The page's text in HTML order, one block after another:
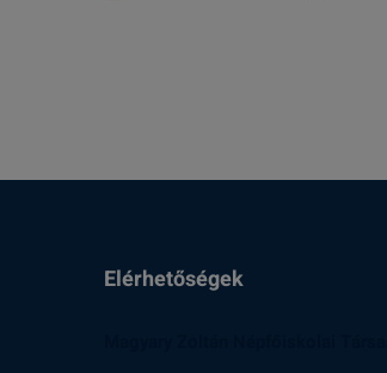
Elérhetőségek